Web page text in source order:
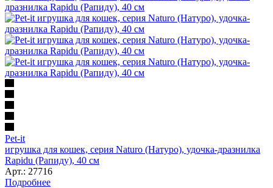
Pet-it
игрушка для кошек, серия Naturo (Натуро), удочка-дразнилка
Rapidu (Рапиду), 40 см
Арт.: 27716
Подробнее